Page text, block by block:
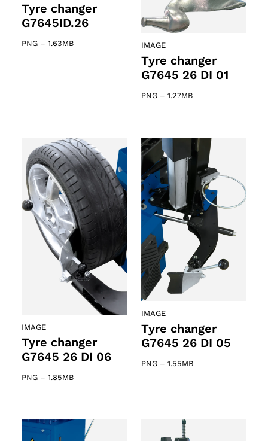
Tyre changer
G7645ID.26
PNG – 1.63MB IMAGE
Tyre changer
G7645 26 DI 01
PNG – 1.27MB
IMAGE
Tyre changer
G7645 26 DI 06
PNG – 1.85MB
IMAGE
Tyre changer
G7645 26 DI 05
PNG – 1.55MB